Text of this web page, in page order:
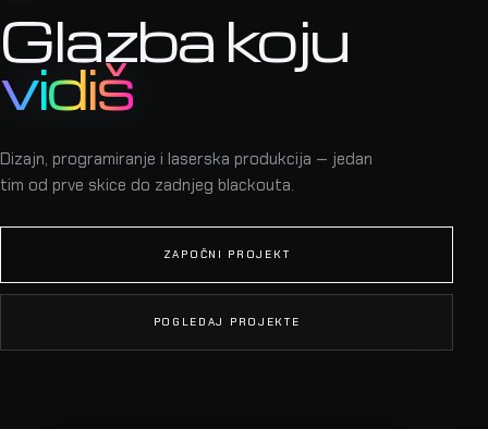
Glazba koju
vidiš
Dizajn, programiranje i laserska produkcija — jedan
tim od prve skice do zadnjeg blackouta.
ZAPOČNI PROJEKT
POGLEDAJ PROJEKTE